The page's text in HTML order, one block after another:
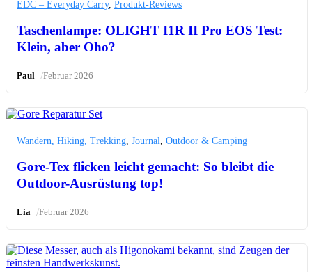
EDC – Everyday Carry, Produkt-Reviews
Taschenlampe: OLIGHT I1R II Pro EOS Test:
Klein, aber Oho?
Paul /Februar 2026
Wandern, Hiking, Trekking Journal Outdoor & Camping
Gore-Tex flicken leicht gemacht: So bleibt die
Outdoor-Ausrüstung top!
Lia /Februar 2026